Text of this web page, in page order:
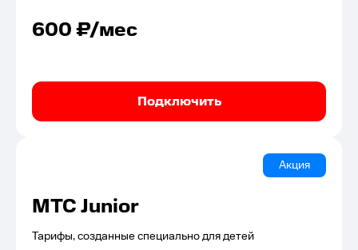
600₽/мес
Подключить
Акция
МТС Junior
Тарифы, созданные специально для детей